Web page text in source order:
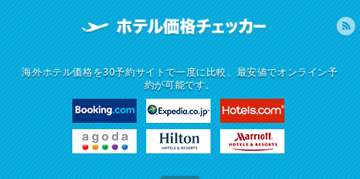
海外ホテル価格を30予約サイトで一度に比較、最安値でオンライン予
約が可能です。